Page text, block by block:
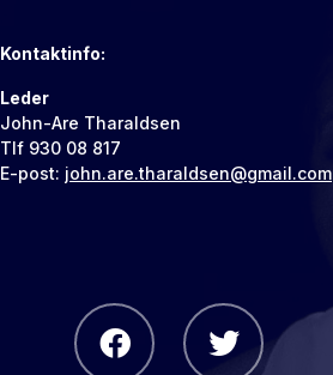
Kontaktinfo:
Leder
John-Are Tharaldsen
Tlf 930 08 817
E-post: john.are.tharaldsen@gmail.com